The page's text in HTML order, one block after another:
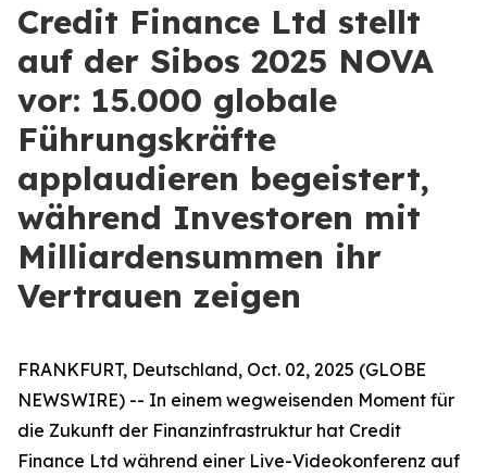
Credit Finance Ltd stellt
auf der Sibos 2025 NOVA
vor: 15.000 globale
Führungskräfte
applaudieren begeistert,
während Investoren mit
Milliardensummen ihr
Vertrauen zeigen
FRANKFURT, Deutschland, Oct. 02, 2025 (GLOBE
NEWSWIRE) -- In einem wegweisenden Moment für
die Zukunft der Finanzinfrastruktur hat Credit
Finance Ltd während einer Live-Videokonferenz auf